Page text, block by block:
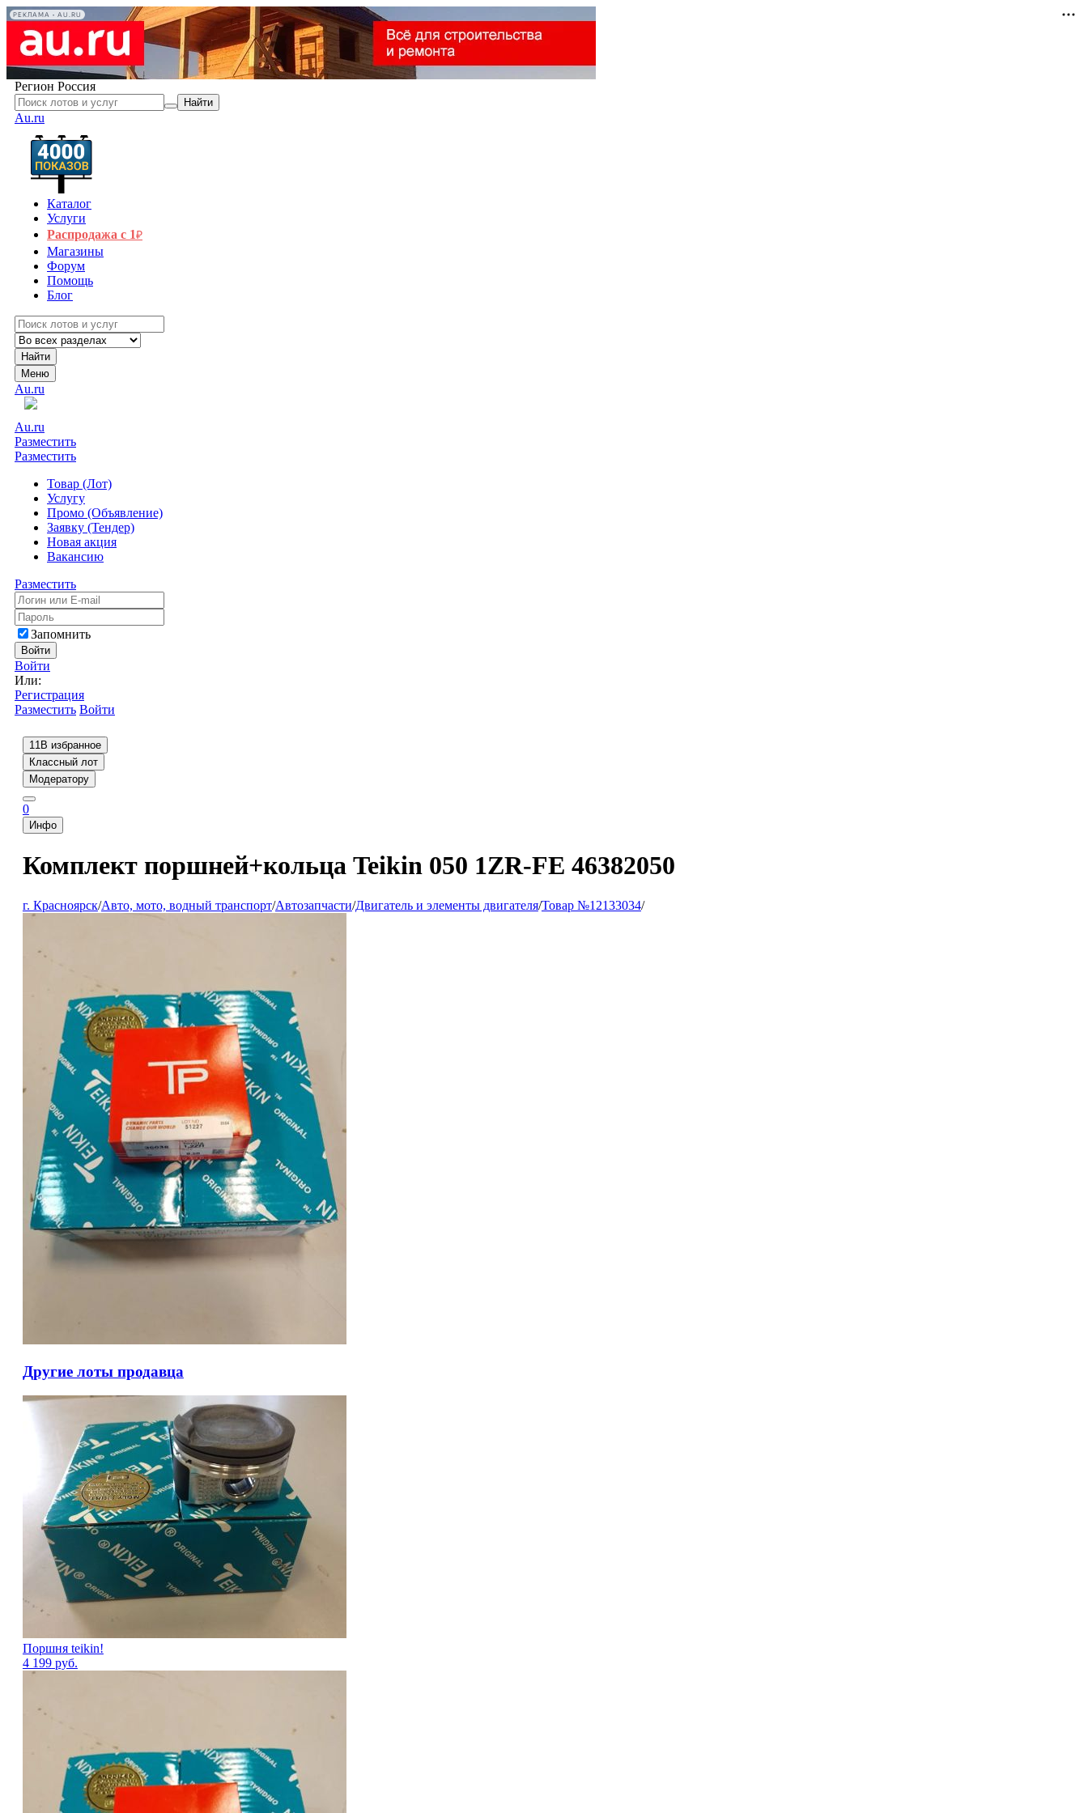
РЕКЛАМА • AU.RU
Регион Россия
Найти
Au.ru
Каталог
Услуги
Распродажа с 1₽
Магазины
Форум
Помощь
Блог
Найти
Меню
Au.ru
Au.ru
Разместить
Разместить
Товар (Лот)
Услугу
Промо (Объявление)
Заявку (Тендер)
Новая акция
Вакансию
Разместить
Запомнить
Войти
Войти
Или:
Регистрация
Разместить Войти
11В избранное
Классный лот
Модератору
0
Инфо
Комплект поршней+кольца Teikin 050 1ZR-FE 46382050
г. Красноярск/Авто, мото, водный транспорт/Автозапчасти/Двигатель и элементы двигателя/Товар №12133034/
Другие лоты продавца
Поршня teikin!
4 199 руб.